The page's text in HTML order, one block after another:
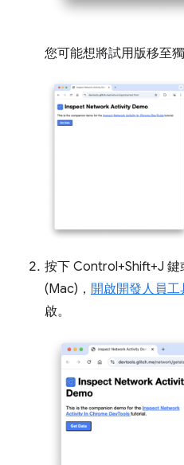
您可能想將試用版移至獨
按下 Control+Shift+J
(Mac)， 開啟開發人員工
啟。